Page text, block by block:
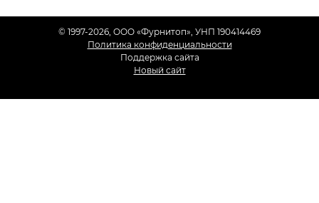
© 1997-2026, OOO «Фурнитоп», УНП 190414469
Политика конфиденциальности
Поддержка сайта
Новый сайт